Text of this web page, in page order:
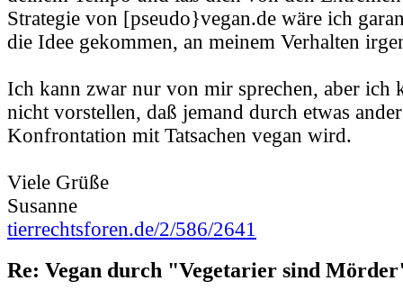
Strategie von [pseudo}vegan.de wäre ich
die Idee gekommen, an meinem Verhalten
Ich kann zwar nur von mir sprechen, aber ich
nicht vorstellen, daß jemand durch etwas
Konfrontation mit Tatsachen vegan wird.
Viele Grüße
Susanne
tierrechtsforen.de/2/586/2641
Re: Vegan durch "Vegetarier sind